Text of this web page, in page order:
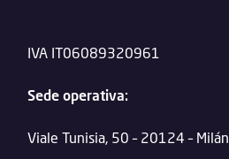
IVA IT06089320961
Sede operativa:
Viale Tunisia, 50 – 20124 – Milán